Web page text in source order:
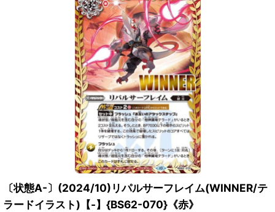
〔状態A-〕(2024/10)リパルサーフレイム(WINNER/テ
ラードイラスト)【-】{BS62-070}《赤》